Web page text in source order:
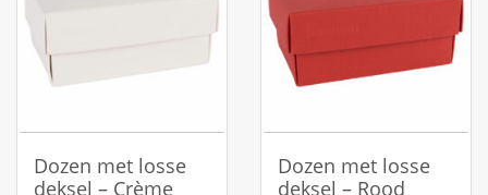
Dozen met losse
deksel – Crème
Dozen met losse
deksel – Rood